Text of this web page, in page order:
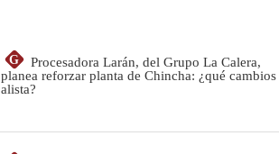
G
Procesadora Larán, del Grupo La Calera,
planea reforzar planta de Chincha: ¿qué cambios
alista?